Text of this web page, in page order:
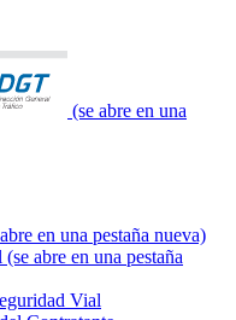
(se abre en una
en una pestaña nueva)
(se abre en una pestaña
Vial